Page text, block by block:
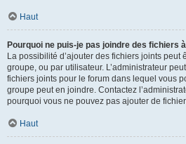
Haut
Pourquoi ne puis-je pas joindre des fichiers
La possibilité d’ajouter des fichiers joints peut
groupe, ou par utilisateur. L’administrateur
fichiers joints pour le forum dans lequel vous
groupe peut en joindre. Contactez
pourquoi vous ne pouvez pas ajouter de
Haut